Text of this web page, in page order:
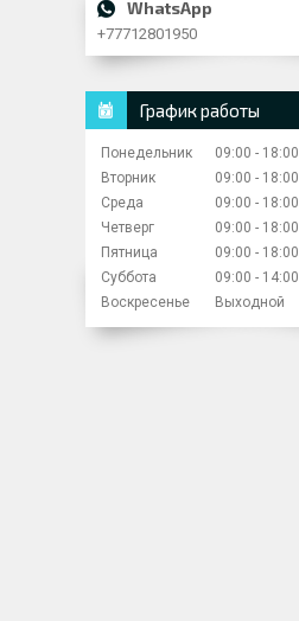
+77712801950
График работы
Понедельник 09:00 18:00
Вторник
09:00 18:00
Среда
09:00 18:00
Четверг
09:00 18:00
Пятница
09:00 18:00
Суббота
09:00
14:00
Воскресенье
Выходной